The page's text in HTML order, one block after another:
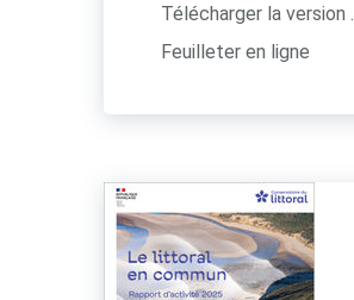
Télécharger la version
Feuilleter en ligne